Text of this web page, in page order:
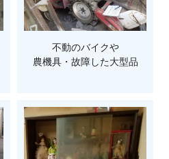
不動のバイクや
農機具・故障した大型品